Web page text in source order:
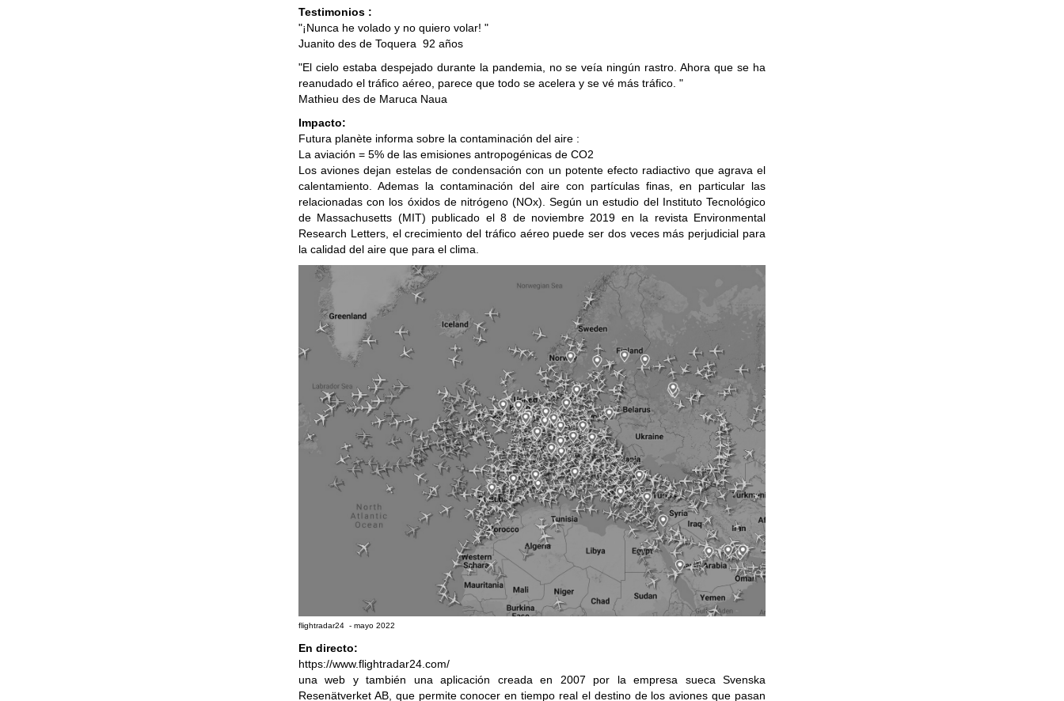
Testimonios :
"¡Nunca he volado y no quiero volar! "
Juanito des de Toquera 92 años
"El cielo estaba despejado durante la pandemia, no se veía ningún rastro. Ahora que se ha
reanudado el tráfico aéreo, parece que todo se acelera y se vé más tráfico. "
Mathieu des de Maruca Naua
Impacto:
Futura planète informa sobre la contaminación del aire :
La aviación = 5% de las emisiones antropogénicas de CO2
Los aviones dejan estelas de condensación con un potente efecto radiactivo que agrava el
calentamiento. Ademas la contaminación del aire con partículas finas, en particular las
relacionadas con los óxidos de nitrógeno (NOx). Según un estudio del Instituto Tecnológico
de Massachusetts (MIT) publicado el 8 de noviembre 2019 en la revista Environmental
Research Letters, el crecimiento del tráfico aéreo puede ser dos veces más perjudicial para
la calidad del aire que para el clima.
flightradar24 - mayo 2022
En directo:
https://www.flightradar24.com/
una web y también una aplicación creada en 2007 por la empresa sueca Svenska
Resenätverket AB, que permite conocer en tiempo real el destino de los aviones que pasan